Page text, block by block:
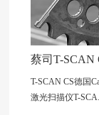
蔡司T-SCAN
T-SCAN CS德国
激光扫描仪T-